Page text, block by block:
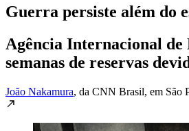
Guerra persiste além do
Agência Internacional de
semanas de reservas
João Nakamura, da CNN Brasil, em São